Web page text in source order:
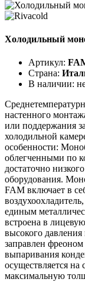
Холодильный
Артикул:
Страна:
В наличии:
настенного
или поддержания
холодильной
особенности:
облегченными по
достаточно
оборудования.
FAM включает в
единым
встроена в
высокого
заправлен
выпаривания
осуществляется
максимальную